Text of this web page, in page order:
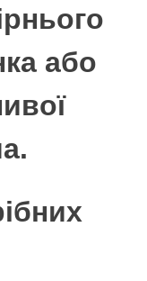
або